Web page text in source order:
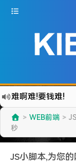
难啊难!要钱难!
更新到
有点伤心了,今年
难啊难...
七牛的JS SDK
> WEB前端 >
秒
JS小脚本,为您